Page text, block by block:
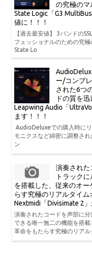
の究極のマ
State Logic「G3
値に！！！
【過去最安値】 3バンドの
フェッショナルのための究
State Lo
ー/コンプ
された6つ
ドの質を
Leapwing Audio「
ます！！！
AudioDeluxeでの購入時に
モニクスなど綿密に調整さ
ン
演奏された
トラック
を搭載した、従来のオ
らす究極のリアルタイ
Nextmidi「Divisimate 2」
演奏されたコードを声部に
できる唯一無二の機能を搭
革命をもたらす究極のリアル